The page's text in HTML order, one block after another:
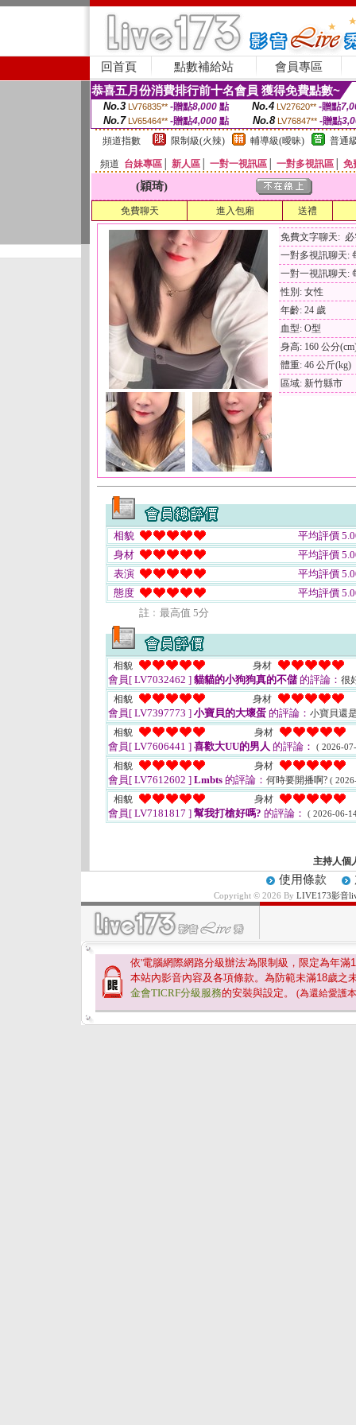
回首頁 點數補給站 會員專區
恭喜五月份消費排行前十名會員 獲得免費點數~
No.3 LV76835** -贈點8,000點 No.4 LV27620** -贈點
No.7 LV65464** -贈點4,000 點 No.8 LV76847** -贈點
頻道指數
限制級(火辣) 輔導級(曖昧) 普通
頻道 台妹專區 新人區 一對一視訊區 一對多視訊區 免
(穎琦)
免費聊天 進入包廂 送禮
免費文字聊天:
一對多視訊聊天:
一對一視訊聊天:
性別: 女性
年齡: 24 歲
血型: O型
身高: 160 公分
體重: 46 公斤(kg)
區域: 新竹縣市
相貌
平均評價
身材
平均評價
表演
平均評價
態度
平均評價
註﹕最高值 5分
相貌 身材
會員[ LV7032462 ] 貓貓的小狗狗真的不儲 的評論： 很
相貌
身材
會員[ LV7397773 ] 小寶貝的大壞蛋 的評論： 小寶貝還
相貌
身材
會員[ LV7606441 ] 喜歡大UU的男人 的評論： ( 2026-
相貌 身材
會員[ LV7612602 ] Lmbts 的評論： 何時要開播啊? (
相貌 身材
會員[ LV7181817 ] 幫我打槍好嗎? 的評論： ( 2026-06-
主持人個
使用條款
Copyright © 2026 By LIVE173影音
依'電腦網際網路分級辦法'為限制級，限定為年滿
本站內影音內容及各項條款。為防範未滿18歲之
金會TICRF分級服務的安裝與設定。 (為還給愛護